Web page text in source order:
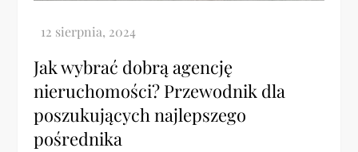
Jak wybrać dobrą agencję
nieruchomości? Przewodnik dla
poszukujących najlepszego
pośrednika